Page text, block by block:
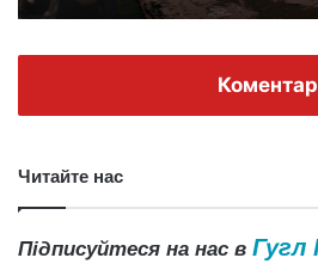
Коментар
Читайте нас
Підписуйтеся на нас в Гугл